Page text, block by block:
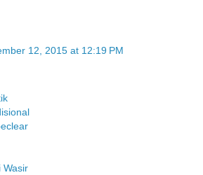
12, 2015 at 12:19 PM
Wasir